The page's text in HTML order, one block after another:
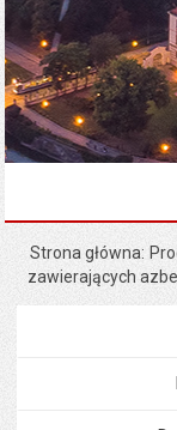
Strona główna
zawierających